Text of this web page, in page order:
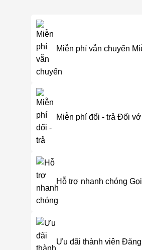
Miễn phí vẫn chuyển
Miễn phí đổi - trả Đối
Hỗ trợ nhanh chóng
Ưu đãi thành viên Đăng